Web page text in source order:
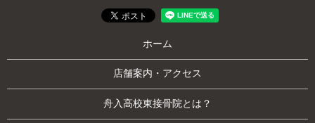
ホーム
店舗案内・アクセス
舟入高校東接骨院とは？